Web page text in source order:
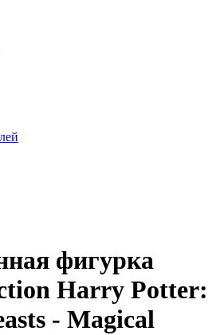
фигурка
Harry Potter:
- Magical